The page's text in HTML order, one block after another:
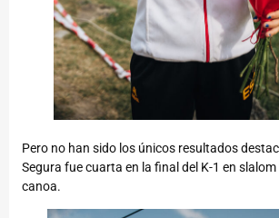
Pero no han sido los únicos resultados
Segura fue cuarta en la final del K-1 en
canoa.